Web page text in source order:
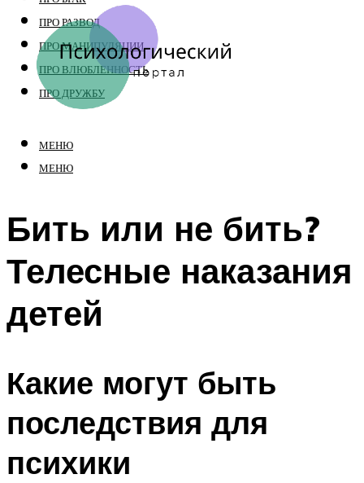
ПРО РАЗВОД
ПРО МАНИПУЛЯЦИИ
ПРО ВЛЮБЛЕННОСТЬ
ПРО ДРУЖБУ
МЕНЮ
МЕНЮ
Бить или не бить?
Телесные наказания
детей
Какие могут быть
последствия для
психики